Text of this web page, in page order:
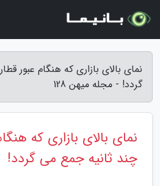
نمای بالای بازاری که هنگام عبور
گردد! - مجله میهن 128
نمای بالای بازاری که
چند ثانیه جمع می گردد!